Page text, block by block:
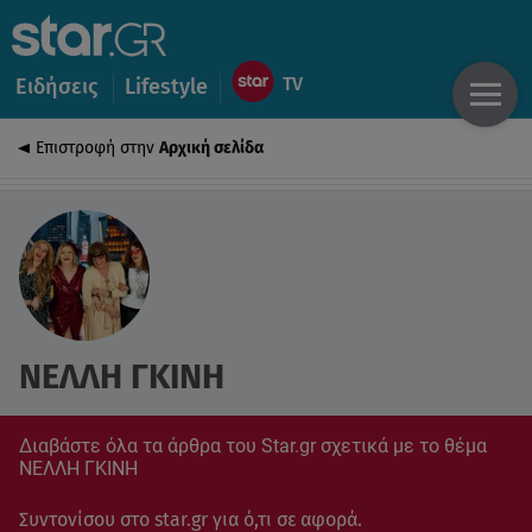
Ειδήσεις Lifestyle
Επιστροφή στην Αρχική σελίδα
ΝΕΛΛΗ ΓΚΙΝΗ
Διαβάστε όλα τα άρθρα του Star.gr σχετικά με το θέμα
ΝΕΛΛΗ ΓΚΙΝΗ
Συντονίσου στο star.gr για ό,τι σε αφορά.